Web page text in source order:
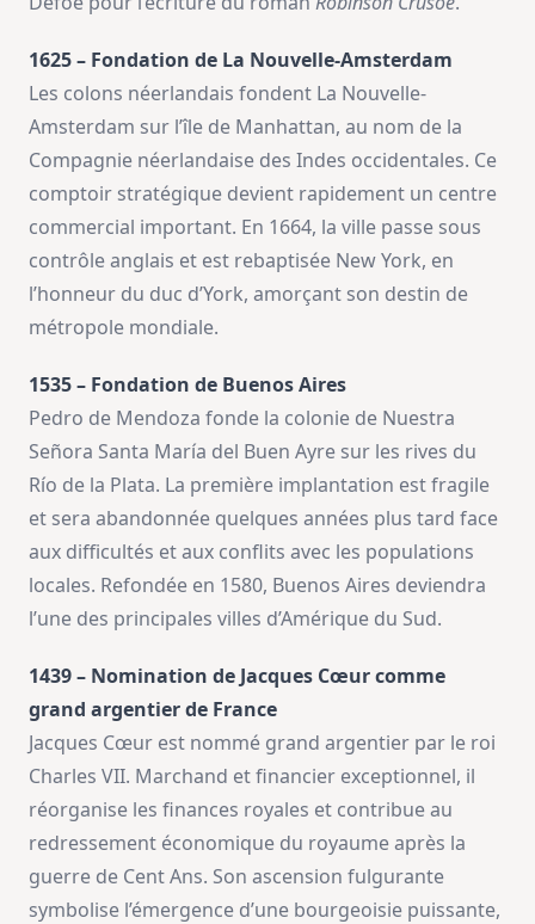
1625 – Fondation de La Nouvelle-Amsterdam
Les colons néerlandais fondent La Nouvelle-
Amsterdam sur l’île de Manhattan, au nom de la
Compagnie néerlandaise des Indes occidentales. Ce
comptoir stratégique devient rapidement un centre
commercial important. En 1664, la ville passe sous
contrôle anglais et est rebaptisée New York, en
l’honneur du duc d’York, amorçant son destin de
métropole mondiale.
1535 – Fondation de Buenos Aires
Pedro de Mendoza fonde la colonie de Nuestra
Señora Santa María del Buen Ayre sur les rives du
Río de la Plata. La première implantation est fragile
et sera abandonnée quelques années plus tard face
aux difficultés et aux conflits avec les populations
locales. Refondée en 1580, Buenos Aires deviendra
l’une des principales villes d’Amérique du Sud.
1439 – Nomination de Jacques Cœur comme
grand argentier de France
Jacques Cœur est nommé grand argentier par le roi
Charles VII. Marchand et financier exceptionnel, il
réorganise les finances royales et contribue au
redressement économique du royaume après la
guerre de Cent Ans. Son ascension fulgurante
symbolise l’émergence d’une bourgeoisie puissante,